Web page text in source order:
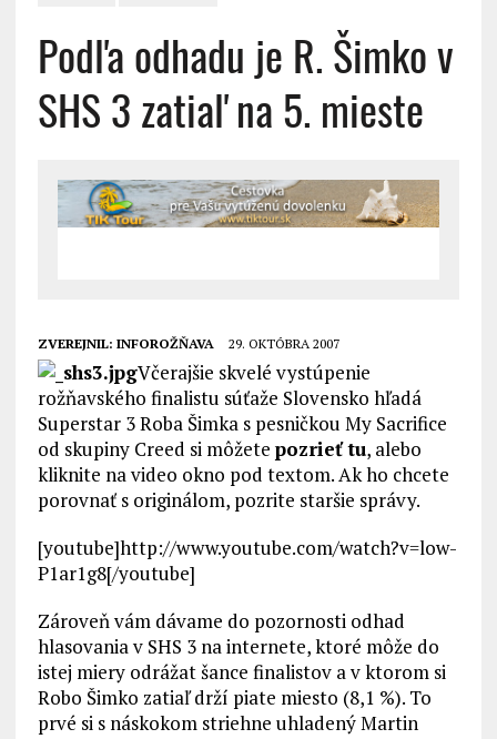
Podľa odhadu je R. Šimko v
SHS 3 zatiaľ na 5. mieste
ZVEREJNIL: INFOROŽŇAVA 29. OKTÓBRA 2007
Včerajšie skvelé vystúpenie
rožňavského finalistu súťaže Slovensko hľadá
Superstar 3 Roba Šimka s pesničkou My Sacrifice
od skupiny Creed si môžete pozrieť tu, alebo
kliknite na video okno pod textom. Ak ho chcete
porovnať s originálom, pozrite staršie správy.
[youtube]http://www.youtube.com/watch?v=low-
P1ar1g8[/youtube]
Zároveň vám dávame do pozornosti odhad
hlasovania v SHS 3 na internete, ktoré môže do
istej miery odrážat šance finalistov a v ktorom si
Robo Šimko zatiaľ drží piate miesto (8,1 %). To
prvé si s náskokom striehne uhladený Martin